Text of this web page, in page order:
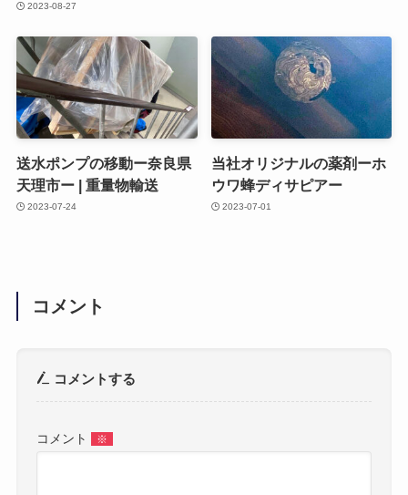
2023-08-27
送水ポンプの移動ー奈良県
天理市ー | 重量物輸送
2023-07-24
当社オリジナルの薬剤ーホ
ウワ蜂ディサピアー
2023-07-01
コメント
コメントする
コメント ※